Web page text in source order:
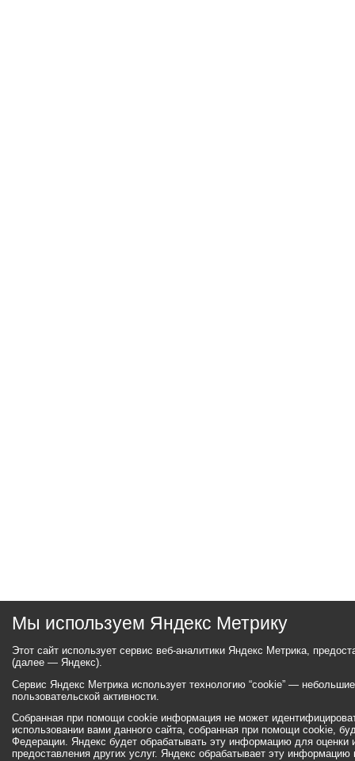
Мы используем Яндекс Метрику
Этот сайт использует сервис веб-аналитики Яндекс Метрика,
(далее — Яндекс).
Сервис Яндекс Метрика использует технологию “cookie” —
пользовательской активности.
Собранная при помощи cookie информация не может
использовании вами данного сайта, собранная при помощи cookie,
Федерации. Яндекс будет обрабатывать эту информацию для оценки
предоставления других услуг. Яндекс обрабатывает эту